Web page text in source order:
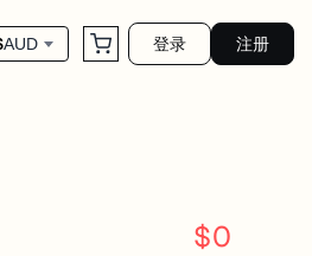
AUD 登录 注册
$0